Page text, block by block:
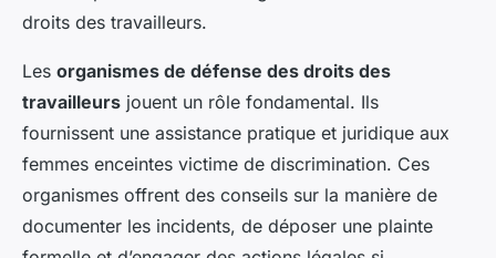
droits des travailleurs.
Les organismes de défense des droits des
travailleurs jouent un rôle fondamental. Ils
fournissent une assistance pratique et juridique aux
femmes enceintes victime de discrimination. Ces
organismes offrent des conseils sur la manière de
documenter les incidents, de déposer une plainte